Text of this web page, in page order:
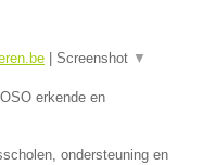
Screenshot ▼
erkende en
ondersteuning en